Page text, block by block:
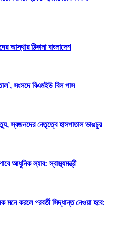
আস্থার ঠিকানা বাংলাদেশ
সংসদে বিএমইউ বিল পাস
স্বজনদের নেতৃত্বে হাসপাতাল ভাঙচুর
আধুনিক ল্যাব: স্বাস্থ্যমন্ত্রী
মনে করলে পরবর্তী সিদ্ধান্ত নেওয়া হবে: